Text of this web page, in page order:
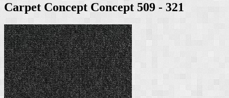
Carpet Concept Concept 509 - 321